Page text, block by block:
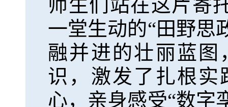
师生们站在这片寄
一堂生动的“田野思
融并进的壮丽蓝
识，激发了扎根
心，亲身感受“数字